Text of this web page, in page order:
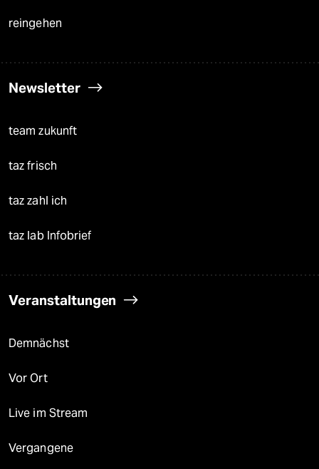
reingehen
Newsletter
team zukunft
taz frisch
taz zahl ich
taz lab Infobrief
Veranstaltungen
Demnächst
Vor Ort
Live im Stream
Vergangene